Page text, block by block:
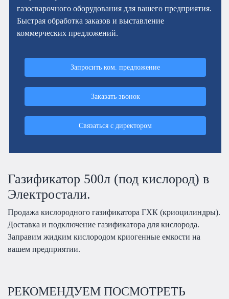
газосварочного оборудования для вашего предприятия.
Быстрая обработка заказов и выставление
коммерческих предложений.
Запросить ком. предложение
Заказать звонок
Связаться с директором
Газификатор 500л (под кислород) в
Электростали.
Продажа кислородного газификатора ГХК (криоцилиндры).
Доставка и подключение газификатора для кислорода.
Заправим жидким кислородом криогенные емкости на
вашем предприятии.
РЕКОМЕНДУЕМ ПОСМОТРЕТЬ